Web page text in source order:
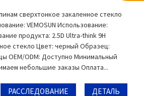
сверхтонкое закаленное стекло
VEMOSUN Использование:
продукта: 2.5D Ultra-think 9H
стекло Цвет: черный Образец:
OEM/ODM: Доступно Минимальный
небольшие заказы Оплата...
РАССЛЕДОВАНИЕ ДЕТАЛЬ